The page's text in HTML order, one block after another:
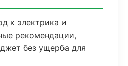
к электрика и
рекомендации,
без ущерба для